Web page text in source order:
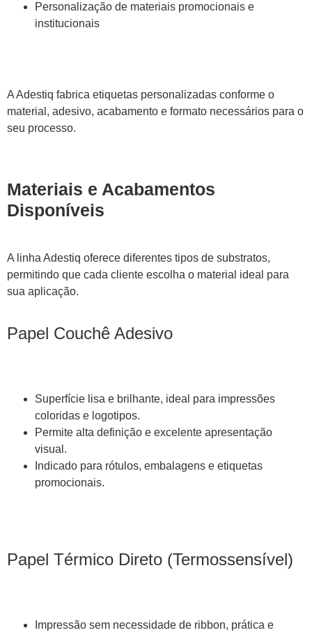
Personalização de materiais promocionais e
institucionais
A Adestiq fabrica etiquetas personalizadas conforme o
material, adesivo, acabamento e formato necessários para o
seu processo.
Materiais e Acabamentos
Disponíveis
A linha Adestiq oferece diferentes tipos de substratos,
permitindo que cada cliente escolha o material ideal para
sua aplicação.
Papel Couchê Adesivo
Superfície lisa e brilhante, ideal para impressões
coloridas e logotipos.
Permite alta definição e excelente apresentação
visual.
Indicado para rótulos, embalagens e etiquetas
promocionais.
Papel Térmico Direto (Termossensível)
Impressão sem necessidade de ribbon, prática e